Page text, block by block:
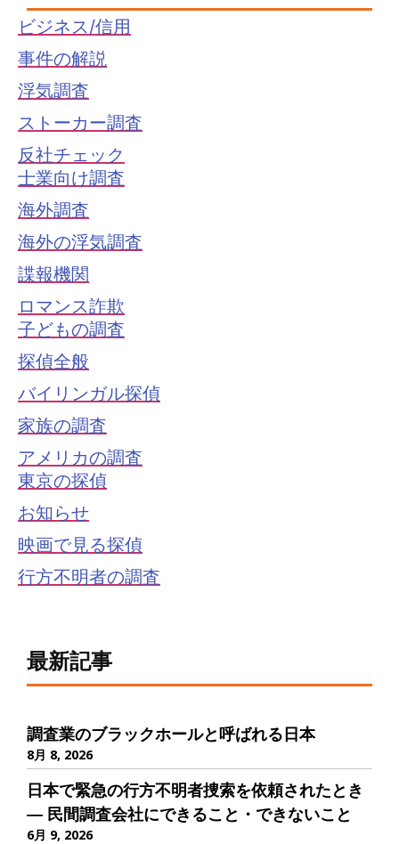
ビジネス/信用
事件の解説
浮気調査
ストーカー調査
反社チェック
士業向け調査
海外調査
海外の浮気調査
諜報機関
ロマンス詐欺
子どもの調査
探偵全般
バイリンガル探偵
家族の調査
アメリカの調査
東京の探偵
お知らせ
映画で見る探偵
行方不明者の調査
最新記事
調査業のブラックホールと呼ばれる日本
8月 8, 2026
日本で緊急の行方不明者捜索を依頼されたとき
― 民間調査会社にできること・できないこと
6月 9, 2026